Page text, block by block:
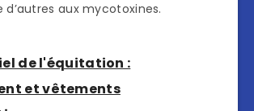
d’autres aux mycotoxines.
de l'équitation :
et vêtements